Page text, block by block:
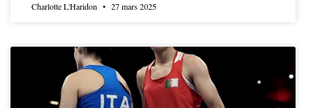
Charlotte L'Haridon 27 mars 2025